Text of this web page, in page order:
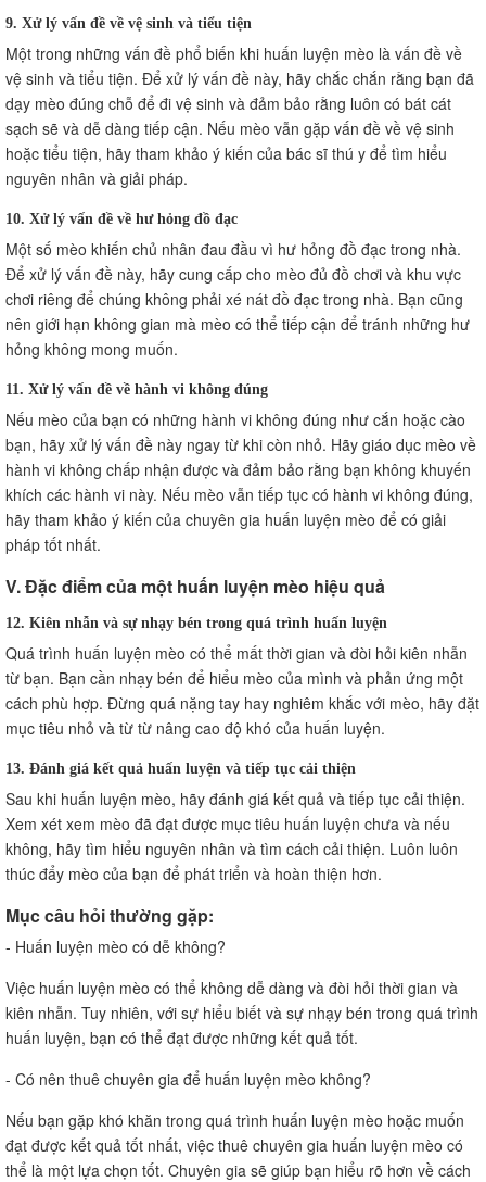
9. Xử lý vấn đề về vệ sinh và tiểu tiện
Một trong những vấn đề phổ biến khi huấn luyện mèo là vấn đề về
vệ sinh và tiểu tiện. Để xử lý vấn đề này, hãy chắc chắn rằng bạn đã
dạy mèo đúng chỗ để đi vệ sinh và đảm bảo rằng luôn có bát cát
sạch sẽ và dễ dàng tiếp cận. Nếu mèo vẫn gặp vấn đề về vệ sinh
hoặc tiểu tiện, hãy tham khảo ý kiến của bác sĩ thú y để tìm hiểu
nguyên nhân và giải pháp.
10. Xử lý vấn đề về hư hỏng đồ đạc
Một số mèo khiến chủ nhân đau đầu vì hư hỏng đồ đạc trong nhà.
Để xử lý vấn đề này, hãy cung cấp cho mèo đủ đồ chơi và khu vực
chơi riêng để chúng không phải xé nát đồ đạc trong nhà. Bạn cũng
nên giới hạn không gian mà mèo có thể tiếp cận để tránh những hư
hỏng không mong muốn.
11. Xử lý vấn đề về hành vi không đúng
Nếu mèo của bạn có những hành vi không đúng như cắn hoặc cào
bạn, hãy xử lý vấn đề này ngay từ khi còn nhỏ. Hãy giáo dục mèo về
hành vi không chấp nhận được và đảm bảo rằng bạn không khuyến
khích các hành vi này. Nếu mèo vẫn tiếp tục có hành vi không đúng,
hãy tham khảo ý kiến của chuyên gia huấn luyện mèo để có giải
pháp tốt nhất.
V. Đặc điểm của một huấn luyện mèo hiệu quả
12. Kiên nhẫn và sự nhạy bén trong quá trình huấn luyện
Quá trình huấn luyện mèo có thể mất thời gian và đòi hỏi kiên nhẫn
từ bạn. Bạn cần nhạy bén để hiểu mèo của mình và phản ứng một
cách phù hợp. Đừng quá nặng tay hay nghiêm khắc với mèo, hãy đặt
mục tiêu nhỏ và từ từ nâng cao độ khó của huấn luyện.
13. Đánh giá kết quả huấn luyện và tiếp tục cải thiện
Sau khi huấn luyện mèo, hãy đánh giá kết quả và tiếp tục cải thiện.
Xem xét xem mèo đã đạt được mục tiêu huấn luyện chưa và nếu
không, hãy tìm hiểu nguyên nhân và tìm cách cải thiện. Luôn luôn
thúc đẩy mèo của bạn để phát triển và hoàn thiện hơn.
Mục câu hỏi thường gặp:
- Huấn luyện mèo có dễ không?
Việc huấn luyện mèo có thể không dễ dàng và đòi hỏi thời gian và
kiên nhẫn. Tuy nhiên, với sự hiểu biết và sự nhạy bén trong quá trình
huấn luyện, bạn có thể đạt được những kết quả tốt.
- Có nên thuê chuyên gia để huấn luyện mèo không?
Nếu bạn gặp khó khăn trong quá trình huấn luyện mèo hoặc muốn
đạt được kết quả tốt nhất, việc thuê chuyên gia huấn luyện mèo có
thể là một lựa chọn tốt. Chuyên gia sẽ giúp bạn hiểu rõ hơn về cách